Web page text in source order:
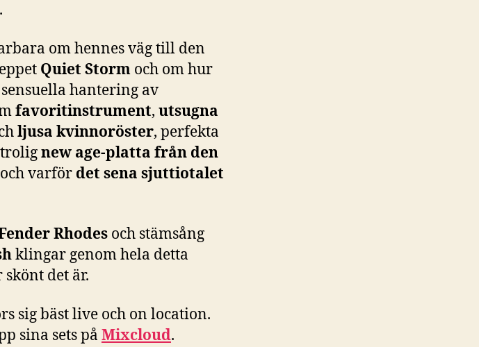
om hennes väg till den
Quiet Storm och om hur
hantering av
favoritinstrument, utsugna
ljusa kvinnoröster, perfekta
new age-platta från den
och varför det sena sjuttiotalet
Rhodes och stämsång
klingar genom hela detta
det är.
sig bäst live och on location.
sina sets på Mixcloud.